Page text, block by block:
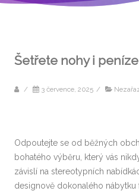
Šetřete nohy i peníze
/ 3 července, 2025 /
Odpoutejte se od běžných
bohatého výběru, který vás
závislí na stereotypních
designově dokonalého nábytku